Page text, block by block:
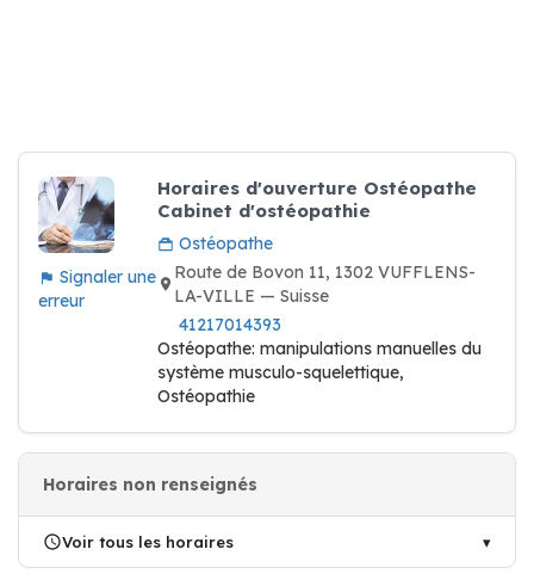
Signaler une
erreur
Horaires d'ouverture Ostéopathe
Cabinet d'ostéopathie
Ostéopathe
Route de Bovon 11, 1302 VUFFLENS-
LA-VILLE — Suisse
41217014393
Ostéopathe: manipulations manuelles du
système musculo-squelettique,
Ostéopathie
Horaires non renseignés
Voir tous les horaires